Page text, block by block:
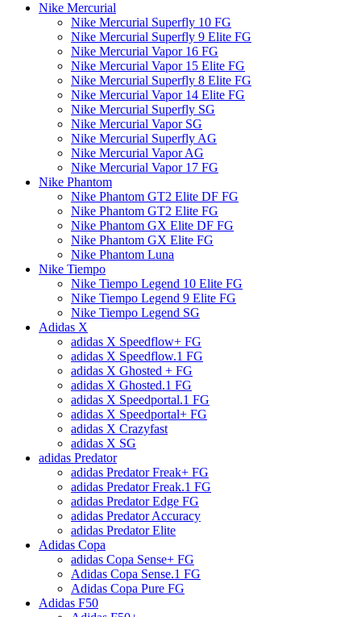
Nike Mercurial
Nike Mercurial Superfly 10 FG
Nike Mercurial Superfly 9 Elite FG
Nike Mercurial Vapor 16 FG
Nike Mercurial Vapor 15 Elite FG
Nike Mercurial Superfly 8 Elite FG
Nike Mercurial Vapor 14 Elite FG
Nike Mercurial Superfly SG
Nike Mercurial Vapor SG
Nike Mercurial Superfly AG
Nike Mercurial Vapor AG
Nike Mercurial Vapor 17 FG
Nike Phantom
Nike Phantom GT2 Elite DF FG
Nike Phantom GT2 Elite FG
Nike Phantom GX Elite DF FG
Nike Phantom GX Elite FG
Nike Phantom Luna
Nike Tiempo
Nike Tiempo Legend 10 Elite FG
Nike Tiempo Legend 9 Elite FG
Nike Tiempo Legend SG
Adidas X
adidas X Speedflow+ FG
adidas X Speedflow.1 FG
adidas X Ghosted + FG
adidas X Ghosted.1 FG
adidas X Speedportal.1 FG
adidas X Speedportal+ FG
adidas X Crazyfast
adidas X SG
adidas Predator
adidas Predator Freak+ FG
adidas Predator Freak.1 FG
adidas Predator Edge FG
adidas Predator Accuracy
adidas Predator Elite
Adidas Copa
adidas Copa Sense+ FG
Adidas Copa Sense.1 FG
Adidas Copa Pure FG
Adidas F50